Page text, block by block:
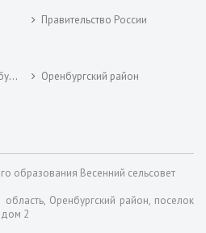
Правительство России
Оренбургский район
образования Весенний сельсовет
область, Оренбургский район, поселок
дом 2